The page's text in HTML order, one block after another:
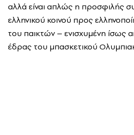
αλλά είναι απλώς η προσφιλής
ελληνικού κοινού προς
του παικτών – ενισχυμένη ίσως
έδρας του μπασκετικού